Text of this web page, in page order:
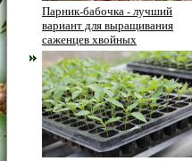
Парник-бабочка - лучший
вариант для выращивания
саженцев хвойных